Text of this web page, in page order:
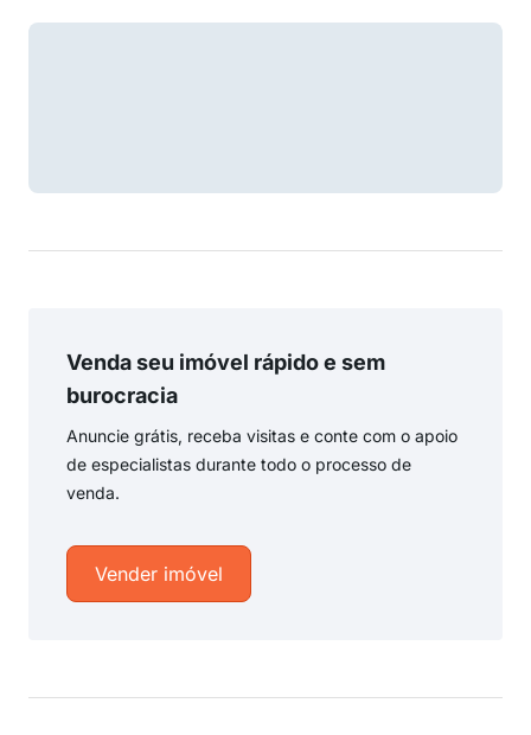
Venda seu imóvel rápido e sem
burocracia
Anuncie grátis, receba visitas e conte com o apoio
de especialistas durante todo o processo de
venda.
Vender imóvel